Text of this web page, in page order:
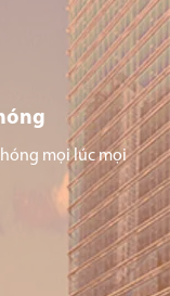
mọi lúc mọi